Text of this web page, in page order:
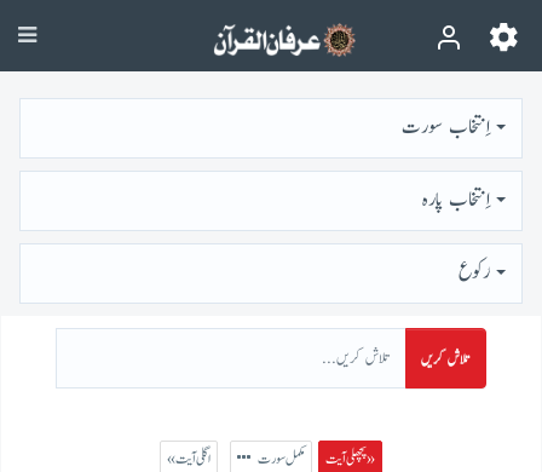
اِنتخاب سورت
اِنتخاب پارہ
رُكوع
تلاش کریں
پچھلی آیت » مکمل سورت « اگلی آیت